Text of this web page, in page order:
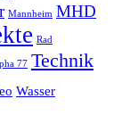
Mannheim MHD
Rad
77 Technik
Wasser